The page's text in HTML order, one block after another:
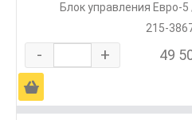
Блок управления Евро-
215-
- + 49
Ä